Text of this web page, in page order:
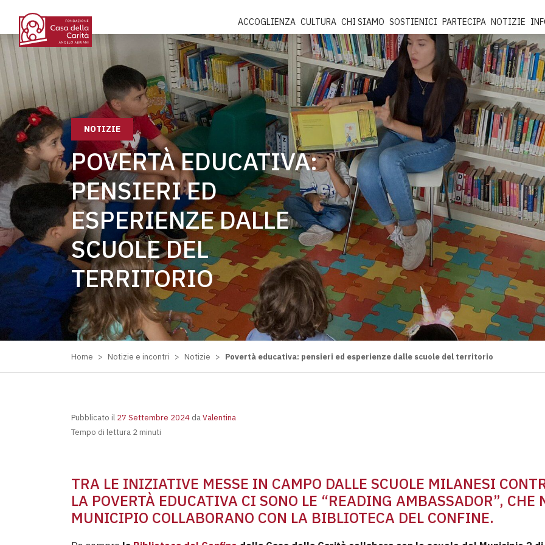
ACCOGLIENZA CULTURA CHI SIAMO SOSTIENICI PARTECIPA NOTIZIE
NOTIZIE
POVERTÀ EDUCATIVA:
PENSIERI ED
ESPERIENZE DALLE
SCUOLE DEL
TERRITORIO
Home > Notizie e incontri > Notizie > Povertà educativa: pensieri ed esperienze dalle scuole del territorio
Pubblicato il 27 Settembre 2024 daValentina
Tempo di lettura 2 minuti
TRA LE INIZIATIVE MESSE IN CAMPO DALLE SCUOLE MILANESI
LA POVERTÀ EDUCATIVA CI SONO LE “READING AMBASSADOR”, CHE
MUNICIPIO COLLABORANO CON LA BIBLIOTECA DEL CONFINE.